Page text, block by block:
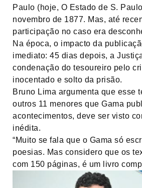
Paulo (hoje, O Estado de S.
novembro de 1877. Mas, até
participação no caso era
Na época, o impacto da
imediato: 45 dias depois, a
condenação do tesoureiro pelo
inocentado e solto da prisão.
Bruno Lima argumenta que esse
outros 11 menores que Gama
acontecimentos, deve ser visto
inédita.
“Muito se fala que o Gama só
poesias. Mas considero que os
com 150 páginas, é um livro